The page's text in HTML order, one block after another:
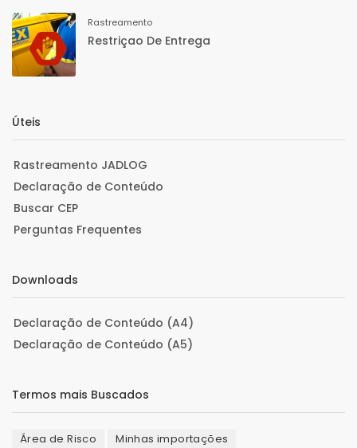
Rastreamento
Restriçao De Entrega
Úteis
Rastreamento JADLOG
Declaração de Conteúdo
Buscar CEP
Perguntas Frequentes
Downloads
Declaração de Conteúdo (A4)
Declaração de Conteúdo (A5)
Termos mais Buscados
Área de Risco
Minhas importações